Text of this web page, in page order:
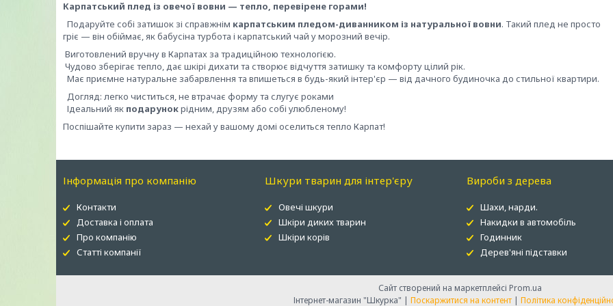
Карпатський плед із овечої вовни — тепло, перевірене горами!
Подаруйте собі затишок зі справжнім карпатським пледом-диванником із натуральної вовни. Такий плед не просто
гріє — він обіймає, як бабусіна турбота і карпатський чай у морозний вечір.
Виготовлений вручну в Карпатах за традиційною технологією.
Чудово зберігає тепло, дає шкірі дихати та створює відчуття затишку та комфорту цілий рік.
Має приємне натуральне забарвлення та впишеться в будь-який інтер'єр — від дачного будиночка до стильної квартири.
Догляд: легко чиститься, не втрачає форму та слугує роками
Ідеальний як подарунокрідним, друзям або собі улюбленому!
Поспішайте купити зараз — нехай у вашому домі оселиться тепло Карпат!
Інформація про компанію
Контакти
Доставка і оплата
Про компанію
Статті компанії
Шкури тварин для інтер'єру
Овечі шкури
Шкіри диких тварин
Шкіри корів
Вироби з дерева
Шахи, нарди.
Накидки в автомобіль
Годинник
Дерев'яні підставки
Сайт створений на маркетплейсі Prom.ua
Інтернет-магазин "Шкурка" | Поскаржитися на контент | Політика